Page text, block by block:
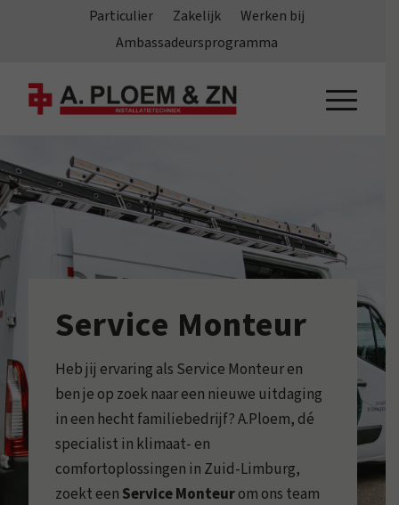
Particulier Zakelijk
Werken bij
Ambassadeursprogramma
Service Monteur
Heb jij ervaring als Service Monteur en
ben je op zoek naar een nieuwe uitdaging
in een hecht familiebedrijf? A.Ploem, dé
specialist in klimaat- en
comfortoplossingen in Zuid-Limburg,
zoekt een Service Monteurom ons team